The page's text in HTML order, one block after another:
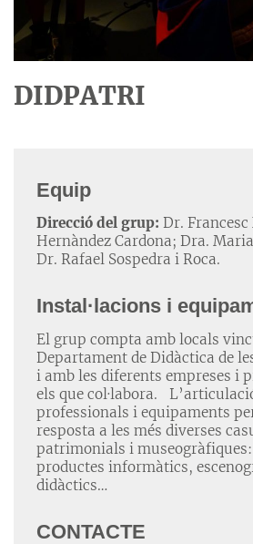
DIDPATRI
Equip
Direcció del grup: Dr.
Hernàndez Cardona; Dra.
Dr. Rafael Sospedra i Roca.
Instal·lacions i
El grup compta amb locals
Departament de Didàctica de
i amb les diferents empreses i
els que col·labora.
professionals i equipaments
resposta a les més diverses
patrimonials i
productes informàtics,
didàctics…
CONTACTE